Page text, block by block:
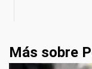
Más sobre